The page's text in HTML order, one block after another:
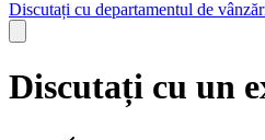
Discutați cu departamentul de
Discutați cu un